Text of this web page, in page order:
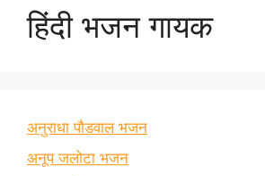
हिंदी भजन गायक
अनुराधा पौडवाल भजन
अनूप जलोटा भजन